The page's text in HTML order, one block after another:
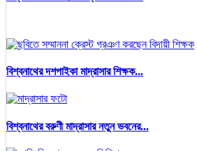
বিশ্বনাথের দশপাইকা মাদ্রাসার শিক্ষক...
বিশ্বনাথের বরুণী মাদ্রাসার নতুন ভবনের...